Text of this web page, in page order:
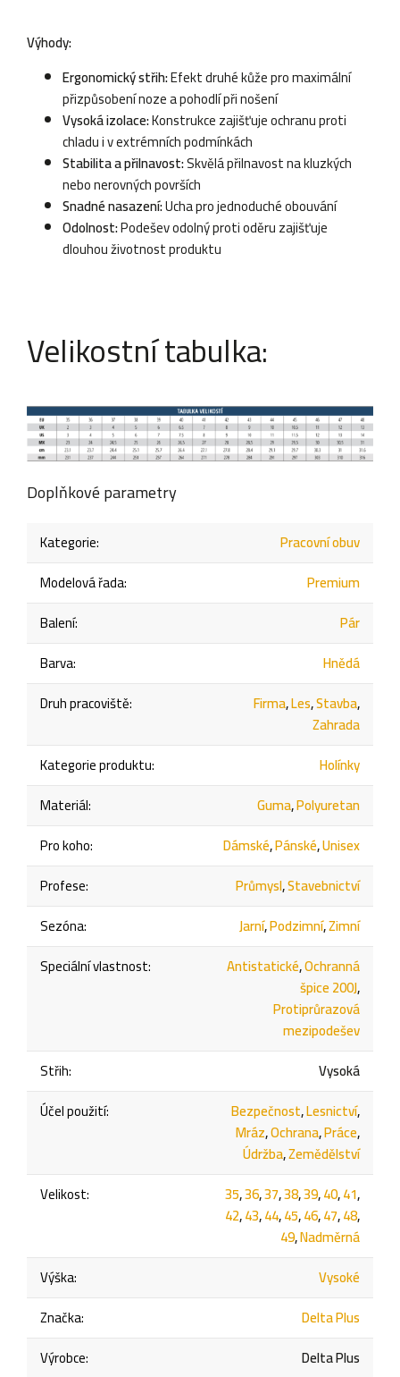
Výhody:
Ergonomický střih:Efekt druhé kůže pro maximální
přizpůsobení noze a pohodlí při nošení
Vysoká izolace:Konstrukce zajišťuje ochranu proti
chladu i v extrémních podmínkách
Stabilita a přilnavost:Skvělá přilnavost na kluzkých
nebo nerovných površích
Snadné nasazení:Ucha pro jednoduché obouvání
Odolnost:Podešev odolný proti oděru zajišťuje
dlouhou životnost produktu
Velikostní tabulka:
Doplňkové parametry
Kategorie:
Pracovní obuv
Modelová řada:
Premium
Balení:
Pár
Barva:
Hnědá
Druh pracoviště: Firma,Les,Stavba,
Zahrada
Kategorie produktu:
Holínky
Materiál: Guma,Polyuretan
Pro koho: Dámské,Pánské,Unisex
Profese: Průmysl,Stavebnictví
Sezóna: Jarní,Podzimní,Zimní
Speciální vlastnost: Antistatické,Ochranná
špice 200J,
Protiprůrazová
mezipodešev
Střih:
Vysoká
Účel použití: Bezpečnost,Lesnictví,
Mráz,Ochrana,Práce,
Údržba,Zemědělství
Velikost: 35,36,37,38,39,40,41,
42,43,44,45,46,47,48,
49,Nadměrná
Výška:
Vysoké
Značka:
Delta Plus
Výrobce: Delta Plus